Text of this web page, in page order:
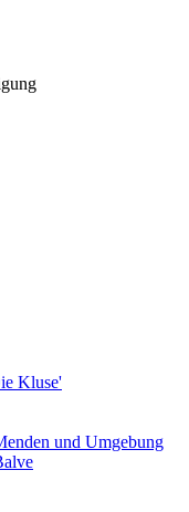
Kluse'
und Umgebung